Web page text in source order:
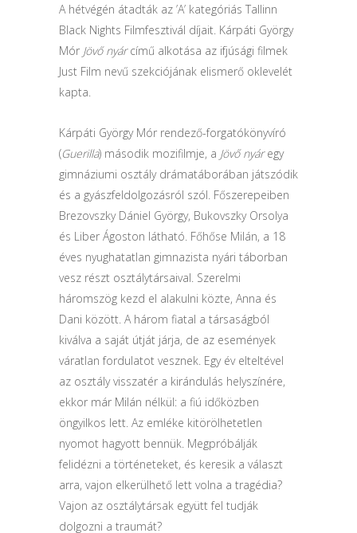
A hétvégén átadták az ’A’ kategóriás Tallinn
Black Nights Filmfesztivál díjait. Kárpáti György
Mór Jövő nyárcímű alkotása az ifjúsági filmek
Just Film nevű szekciójának elismerő oklevelét
kapta.
Kárpáti György Mór rendező-forgatókönyvíró
(Guerilla) második mozifilmje, a Jövő nyáregy
gimnáziumi osztály drámatáborában játszódik
és a gyászfeldolgozásról szól. Főszerepeiben
Brezovszky Dániel György, Bukovszky Orsolya
és Liber Ágoston látható. Főhőse Milán, a 18
éves nyughatatlan gimnazista nyári táborban
vesz részt osztálytársaival. Szerelmi
háromszög kezd el alakulni közte, Anna és
Dani között. A három fiatal a társaságból
kiválva a saját útját járja, de az események
váratlan fordulatot vesznek. Egy év elteltével
az osztály visszatér a kirándulás helyszínére,
ekkor már Milán nélkül: a fiú időközben
öngyilkos lett. Az emléke kitörölhetetlen
nyomot hagyott bennük. Megpróbálják
felidézni a történeteket, és keresik a választ
arra, vajon elkerülhető lett volna a tragédia?
Vajon az osztálytársak együtt fel tudják
dolgozni a traumát?